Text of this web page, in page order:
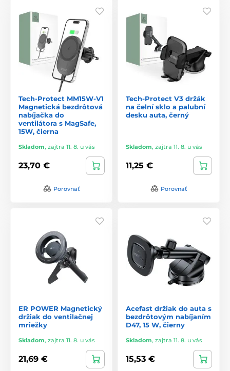
Tech-Protect MM15W-V1
Magnetická bezdrôtová
nabíjačka do
ventilátora s MagSafe,
15W, čierna
Skladom, zajtra 11. 8. u vás
23,70 €
Porovnať
Tech-Protect V3 držák
na čelní sklo a palubní
desku auta, černý
Skladom, zajtra 11. 8. u vás
11,25 €
Porovnať
ER POWER Magnetický
držiak do ventilačnej
mriežky
Skladom, zajtra 11. 8. u vás
21,69 €
Acefast držiak do auta s
bezdrôtovým nabíjaním
D47, 15 W, čierny
Skladom, zajtra 11. 8. u vás
15,53 €